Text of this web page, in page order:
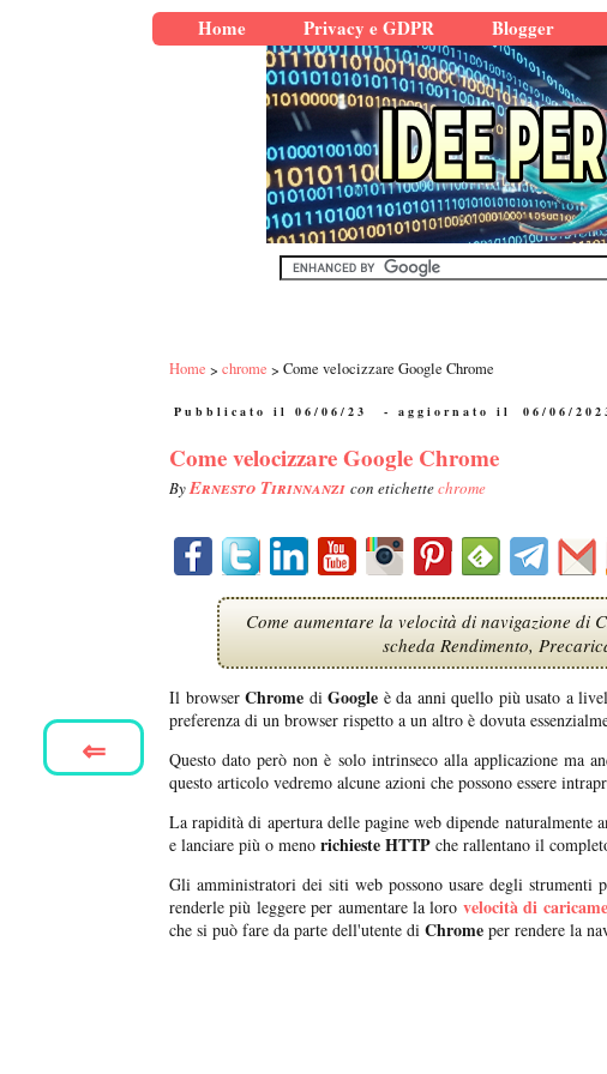
Home Privacy e GDPR Blogger
Home chrome Come velocizzare Google Chrome
Pubblicato il 06/06/23 - aggiornato il 06/06/
Come velocizzare Google Chrome
ByErnesto Tirinnanzi con etichettechrome
Come aumentare la velocità di navigazione di
scheda Rendimento,
Il browser Chrome diGoogle è da anni quello più usato a
preferenza di un browser rispetto a un altro è dovuta
Questo dato però non è solo intrinseco alla applicazione ma
questo articolo vedremo alcune azioni che possono essere
La rapidità di apertura delle pagine web dipende naturalmente
e lanciare più o meno richieste HTTP che rallentano il
Gli amministratori dei siti web possono usare degli strumenti
renderle più leggere per aumentare la loro velocità di
che si può fare da parte dell'utente di Chrome per rendere la
⇐